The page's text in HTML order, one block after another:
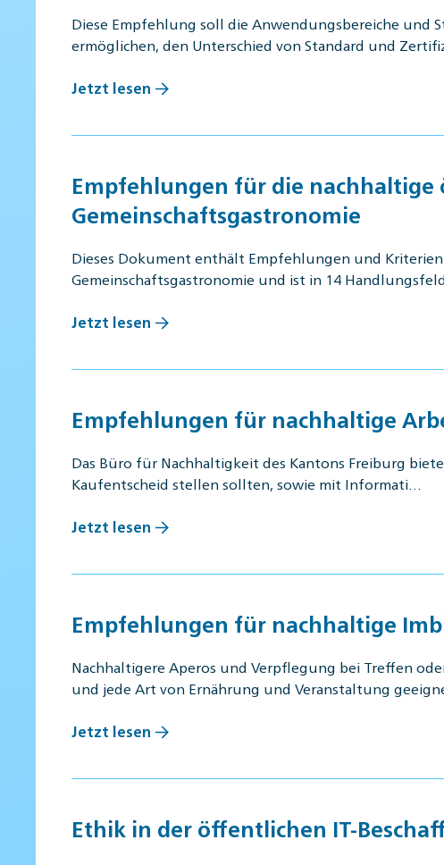
Diese Empfehlung soll die Anwendungsbereiche und
ermöglichen, den Unterschied von Standard und
Jetzt lesen
Empfehlungen für die
Gemeinschaftsgastronomie
Dieses Dokument enthält Empfehlungen und
Gemeinschaftsgastronomie und ist in 14
Jetzt lesen
Empfehlungen für nachhaltige
Das Büro für Nachhaltigkeit des Kantons Freiburg
Kaufentscheid stellen sollten, sowie mit Informati…
Jetzt lesen
Empfehlungen für nachhaltige
Nachhaltigere Aperos und Verpflegung bei Treffen
und jede Art von Ernährung und Veranstaltung
Jetzt lesen
Ethik in der öffentlichen IT-